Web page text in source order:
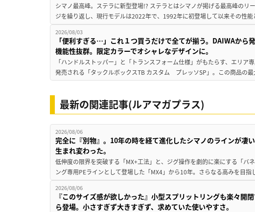
シマノ最高峰。ステラに新型登場!? ステラとはシマノが掲げる最高峰のリ
ジを繰り返し、現行モデルは2022年で、1992年に初登場して以来その性
2026/08/03
「便利すぎる…」これ１つ買うだけで全てが揃う。DAIWAから
機能性抜群。限定カラーでオシャレなデザインに。
「ハンドルストッパー」と「トランスフォーム仕様」がもたらす、エリア
発売される「タックルボックスTB カスタム プレッソSP」。この商品の
最新の関連記事(ルアマガプラス)
2026/08/06
完全に『別物』。10年の時を経て進化したシマノのラインが凄
生まれ変わった。
低伸度の限界を突破する「MX+工法」と、ジグ操作を劇的に楽にする「バ
ング専用PEラインとして登場した「MX4」から10年。さらなる高みを目
2026/08/06
『このサイズ感が欲しかった』小型スプリットリングも楽々開
ら登場。小さすぎず大きすぎず、求めていた使いやすさ。